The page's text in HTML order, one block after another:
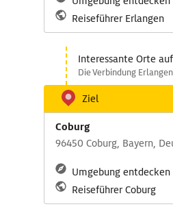
Reiseführer Erlangen
Interessante Orte
Die Verbindung
Ziel
Coburg
96450 Coburg, Bayern,
Umgebung entdecken
Reiseführer Coburg